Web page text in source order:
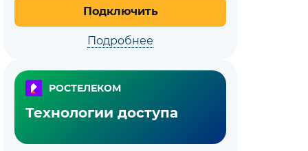
Подключить
Подробнее
РОСТЕЛЕКОМ
Технологии доступа